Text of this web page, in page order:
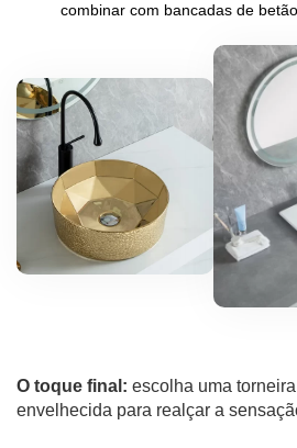
combinar com bancadas de betão.
O toque final: escolha uma
envelhecida para realçar a